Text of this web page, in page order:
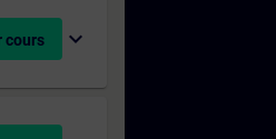
cours expand_more